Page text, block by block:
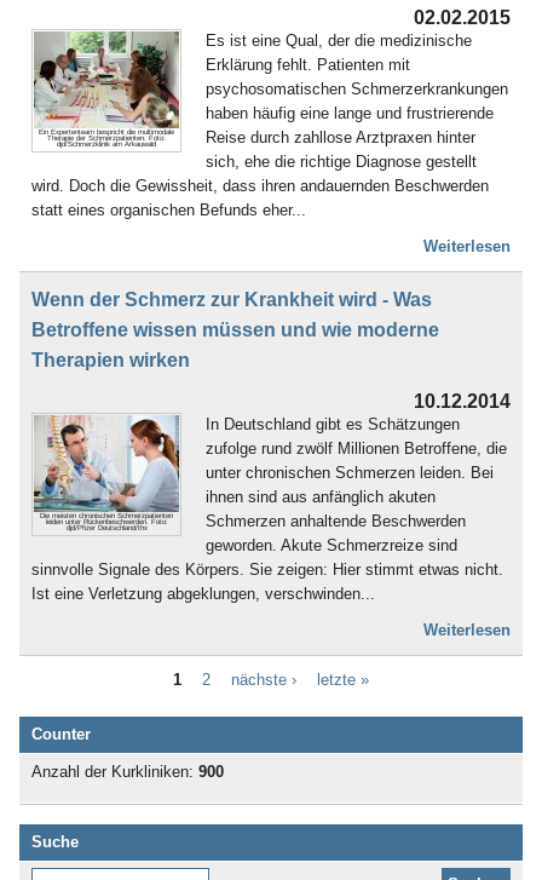
02.02.2015
Ein Expertenteam bespricht die multimodale
Therapie der Schmerzpatienten. Foto:
djd/Schmerzklinik am Arkauwald
Es ist eine Qual, der die medizinische
Erklärung fehlt. Patienten mit
psychosomatischen Schmerzerkrankungen
haben häufig eine lange und frustrierende
Reise durch zahllose Arztpraxen hinter
sich, ehe die richtige Diagnose gestellt
wird. Doch die Gewissheit, dass ihren andauernden Beschwerden
statt eines organischen Befunds eher...
Weiterlesen
Wenn der Schmerz zur Krankheit wird - Was
Betroffene wissen müssen und wie moderne
Therapien wirken
10.12.2014
Die meisten chronischen Schmerzpatienten
leiden unter Rückenbeschwerden. Foto:
djd/Pfizer Deutschland/thx
In Deutschland gibt es Schätzungen
zufolge rund zwölf Millionen Betroffene, die
unter chronischen Schmerzen leiden. Bei
ihnen sind aus anfänglich akuten
Schmerzen anhaltende Beschwerden
geworden. Akute Schmerzreize sind
sinnvolle Signale des Körpers. Sie zeigen: Hier stimmt etwas nicht.
Ist eine Verletzung abgeklungen, verschwinden...
Weiterlesen
1 2 nächste › letzte »
Counter
Anzahl der Kurkliniken: 900
Suche